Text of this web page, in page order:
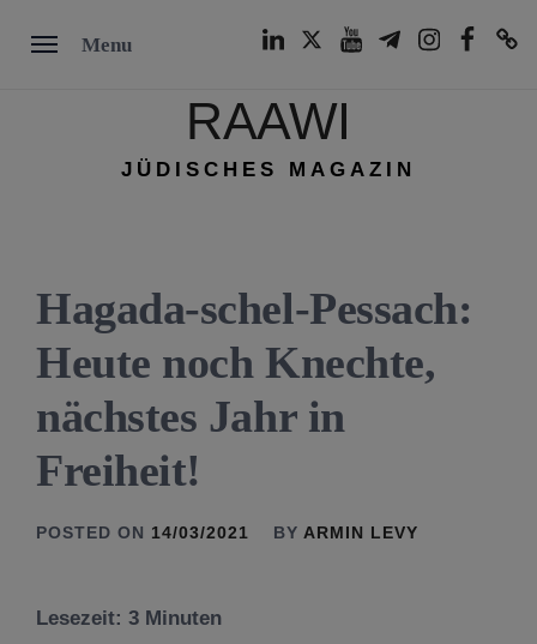
Menu
RAAWI
JÜDISCHES MAGAZIN
Hagada-schel-Pessach:
Heute noch Knechte,
nächstes Jahr in
Freiheit!
POSTED ON 14/03/2021 BY ARMIN LEVY
Lesezeit: 3 Minuten